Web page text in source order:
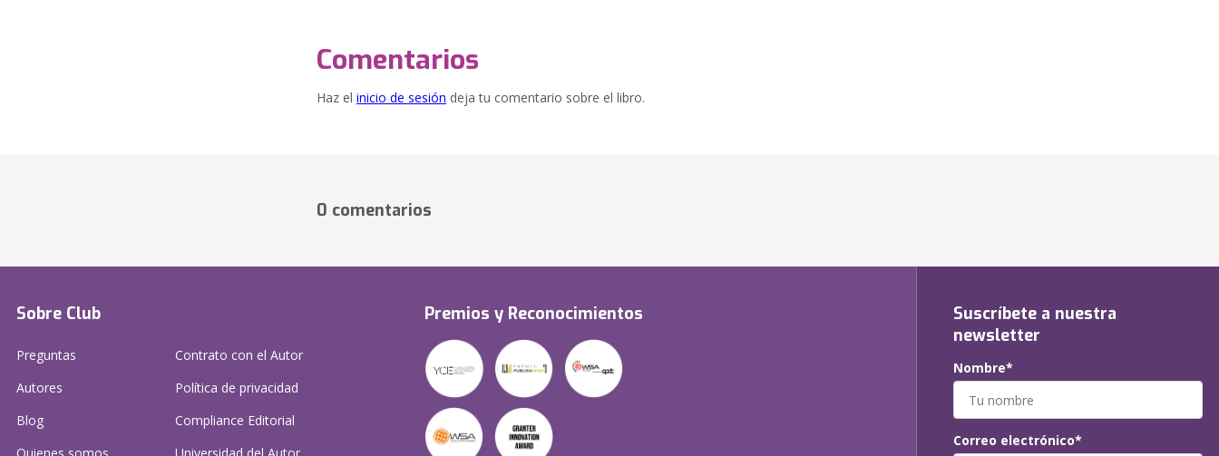
Comentarios
Haz el inicio de sesión deja tu comentario sobre el libro.
0 comentarios
Sobre Club
Preguntas
Autores
Blog
Contrato con el Autor
Política de privacidad
Compliance Editorial
Premios y Reconocimientos
Suscríbete a nuestra
newsletter
Nombre*
Correo electrónico*